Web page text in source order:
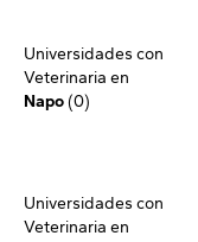
Universidades con
Veterinaria en
Napo(0)
Universidades con
Veterinaria en